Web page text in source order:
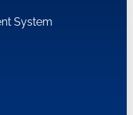
System